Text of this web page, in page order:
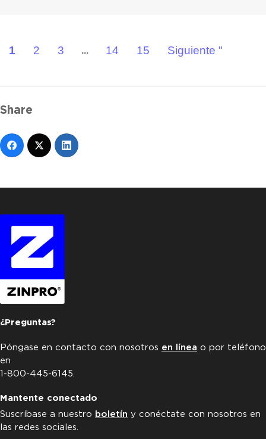
1 2 3 ... 14 15 Siguiente "
Share
¿Preguntas?
Póngase en contacto con nosotros en línea o por teléfono
en
1-800-445-6145.
Mantente conectado
Suscríbase a nuestro boletín y conéctate con nosotros en
las redes sociales.